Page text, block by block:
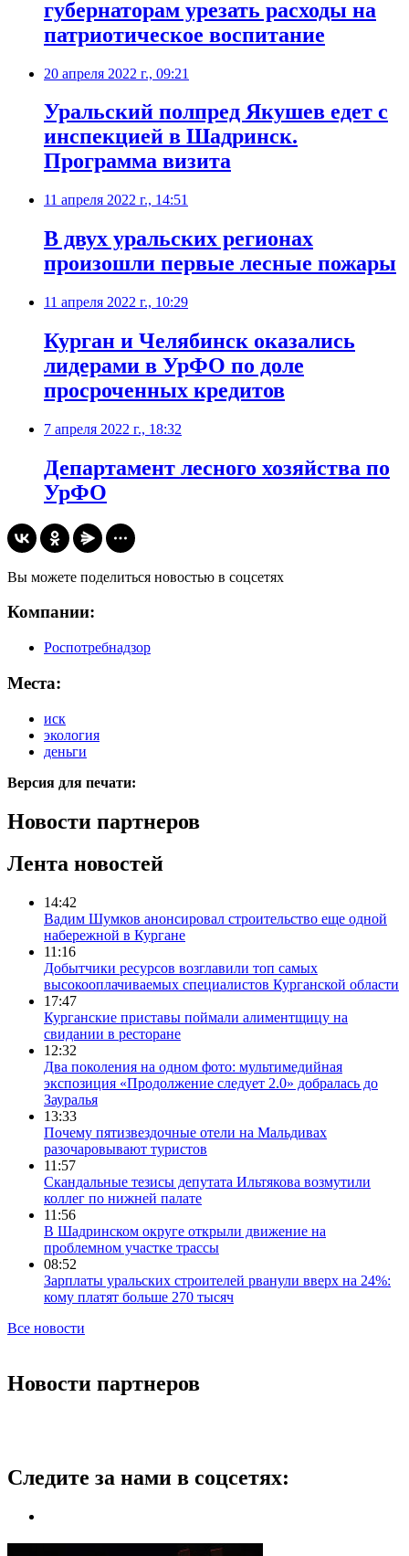
губернаторам урезать расходы на
патриотическое воспитание
20 апреля 2022 г., 09:21
Уральский полпред Якушев едет с
инспекцией в Шадринск.
Программа визита
11 апреля 2022 г., 14:51
В двух уральских регионах
произошли первые лесные пожары
11 апреля 2022 г., 10:29
Курган и Челябинск оказались
лидерами в УрФО по доле
просроченных кредитов
7 апреля 2022 г., 18:32
Департамент лесного хозяйства по
УрФО
Вы можете поделиться новостью в соцсетях
Компании:
Роспотребнадзор
Места:
иск
экология
деньги
Версия для печати:
Новости партнеров
Лента новостей
14:42
Вадим Шумков анонсировал строительство еще одной
набережной в Кургане
11:16
Добытчики ресурсов возглавили топ самых
высокооплачиваемых специалистов Курганской области
17:47
Курганские приставы поймали алиментщицу на
свидании в ресторане
12:32
Два поколения на одном фото: мультимедийная
экспозиция «Продолжение следует 2.0» добралась до
Зауралья
13:33
Почему пятизвездочные отели на Мальдивах
разочаровывают туристов
11:57
Скандальные тезисы депутата Ильтякова возмутили
коллег по нижней палате
11:56
В Шадринском округе открыли движение на
проблемном участке трассы
08:52
Зарплаты уральских строителей рванули вверх на 24%:
кому платят больше 270 тысяч
Все новости
Новости партнеров
Следите за нами в соцсетях: